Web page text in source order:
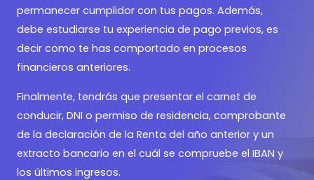
permanecer cumplidor con tus pagos. Además,
debe estudiarse tu experiencia de pago previos, es
decir como te has comportado en procesos
financieros anteriores.
Finalmente, tendrás que presentar el carnet de
conducir, DNI o permiso de residencia, comprobante
de la declaración de la Renta del año anterior y un
extracto bancario en el cuál se compruebe el IBAN y
los últimos ingresos.